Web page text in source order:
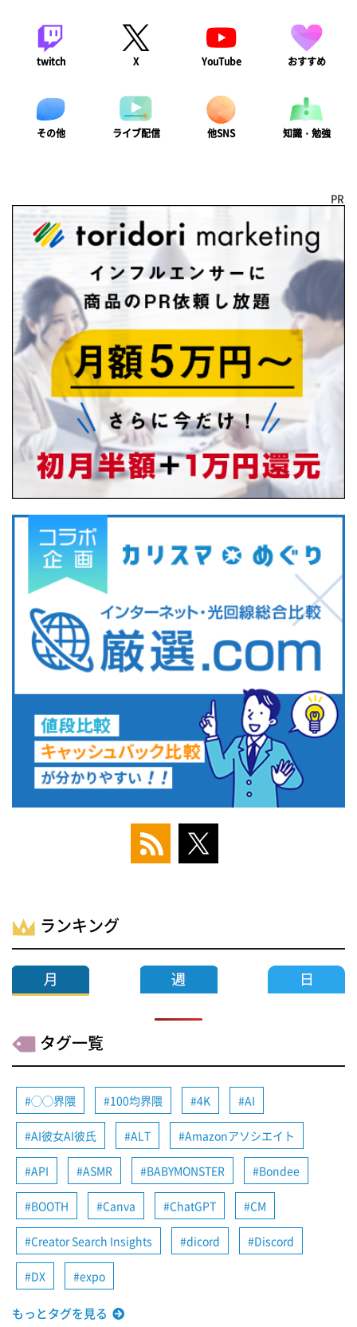
twitch X YouTube おすすめ
その他 ライブ配信 他SNS 知識・勉強
PR
ランキング
タグ一覧
◯◯界隈 100均界隈 4K AI
AI彼女AI彼氏 ALT Amazonアソシエイト
API ASMR BABYMONSTER Bondee
BOOTH Canva ChatGPT CM
Creator Search Insights dicord Discord
DX expo
もっとタグを見る